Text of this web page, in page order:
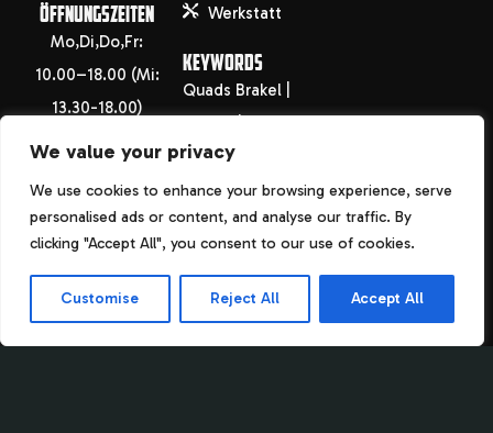
We value your privacy
We use cookies to enhance your browsing experience, serve
personalised ads or content, and analyse our traffic. By
clicking "Accept All", you consent to our use of cookies.
Customise Reject All Accept All
ÖFFNUNGSZEITEN
Mo,Di,Do,Fr:
10.00–18.00 (Mi:
13.30-18.00)
Sa: 09.00-13.30
saken.de
info@fahrradhof-
saken.de
+49(0)5644
Werkstatt
KEYWORDS
Quads Brakel |
| Holzminden |
Paderborn |
Uslar Motorrad
Brakel | Höxter |
Warburg |
Holzminden |